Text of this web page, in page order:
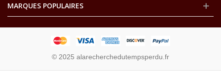
MARQUES POPULAIRES
© 2025 alarecherchedutempsperdu.fr